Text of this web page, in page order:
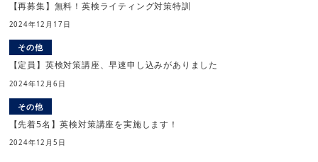
【再募集】無料！英検ライティング対策特訓
2024年12月17日
その他
【定員】英検対策講座、早速申し込みがありました
2024年12月6日
その他
【先着5名】英検対策講座を実施します！
2024年12月5日